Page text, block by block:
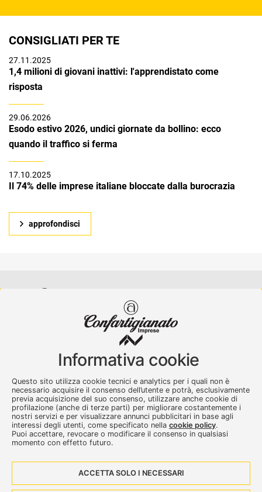
CONSIGLIATI PER TE
27.11.2025
1,4 milioni di giovani inattivi: l'apprendistato come
risposta
29.06.2026
Esodo estivo 2026, undici giornate da bollino: ecco
quando il traffico si ferma
17.10.2025
Il 74% delle imprese italiane bloccate dalla burocrazia
approfondisci
Confartigianato Imprese Varese
0332 256111-Fax. 0332 256200
artser@artser.it
© 2020 – 2026 - Confartigianato Imprese Varese - P.IVA
00449700129
Informativa cookie
Questo sito utilizza cookie tecnici e analytics per i quali non è
necessario acquisire il consenso dell’utente e potrà, esclusivamente
previa acquisizione del suo consenso, utilizzare anche cookie di
profilazione (anche di terze parti) per migliorare costantemente i
nostri servizi e per visualizzare annunci pubblicitari in base agli
interessi degli utenti, come specificato nella cookie policy.
Puoi accettare, revocare o modificare il consenso in qualsiasi
momento con effetto futuro.
ACCETTA SOLO I NECESSARI